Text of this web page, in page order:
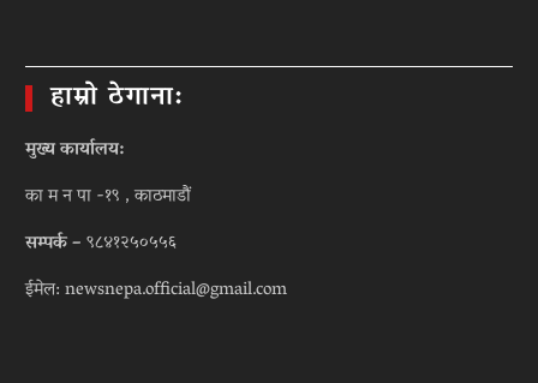
हाम्रो ठेगाना:
मुख्य कार्यालय:
का म न पा -१९ , काठमाडौं
सम्पर्क –९८४१२५०५५६
ईमेल: newsnepa.official@gmail.com